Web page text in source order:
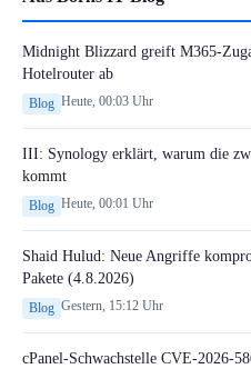
Midnight Blizzard greift M365-
Hotelrouter ab
Blog Heute, 00:03 Uhr
III: Synology erklärt, warum die
kommt
Blog Heute, 00:01 Uhr
Shaid Hulud: Neue Angriffe
Pakete (4.8.2026)
Blog Gestern, 15:12 Uhr
cPanel-Schwachstelle CVE-2026-